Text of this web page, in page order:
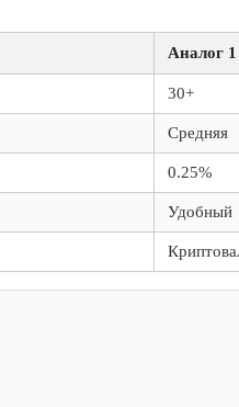
Аналог 1
30+
Средняя
0.25%
Удобный